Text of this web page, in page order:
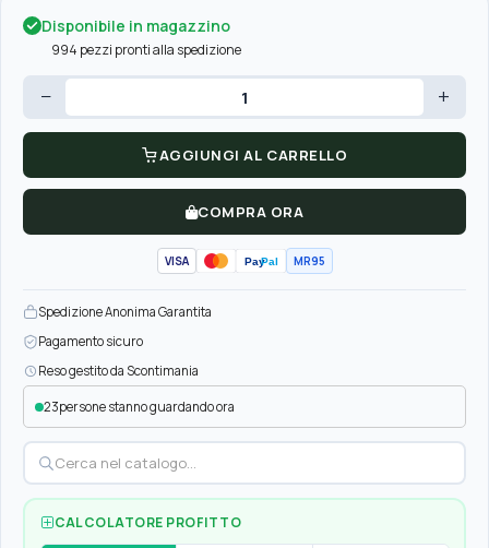
Disponibile in magazzino
994 pezzi pronti alla spedizione
− +
AGGIUNGI AL CARRELLO
COMPRA ORA
VISA PayPal MR95
Spedizione Anonima Garantita
Pagamento sicuro
Reso gestito da Scontimania
23persone stanno guardando ora
CALCOLATORE PROFITTO